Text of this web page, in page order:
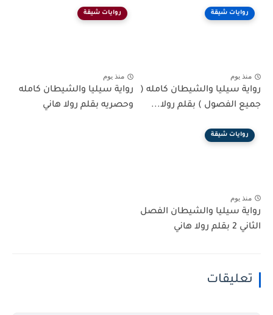
روايات شيقة
منذ يوم
رواية سيليا والشيطان كامله (
جميع الفصول ) بقلم رولا...
روايات شيقة
منذ يوم
رواية سيليا والشيطان كامله
وحصريه بقلم رولا هاني
روايات شيقة
منذ يوم
رواية سيليا والشيطان الفصل
الثاني 2 بقلم رولا هاني
تعليقات